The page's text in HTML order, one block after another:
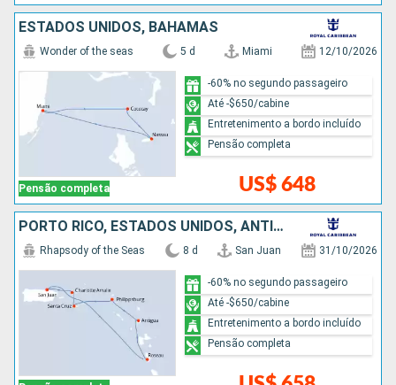
ESTADOS UNIDOS, BAHAMAS
Pensão completa
Wonder of the seas 5 d Miami 12/10/2026
US$ 648
-60% no segundo passageiro
Até -$650/cabine
Entretenimento a bordo incluído
Pensão completa
PORTO RICO, ESTADOS UNIDOS, ANTIGUA E BARBUDA, REPUBLICA DOMINICANA
Rhapsody of the Seas 8 d San Juan 31/10/2026
-60% no segundo passageiro
Até -$650/cabine
Entretenimento a bordo incluído
Pensão completa